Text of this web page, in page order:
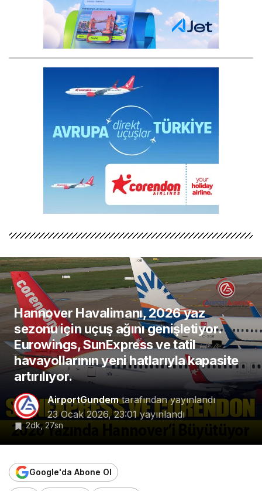
Hannover Havalimanı, 2026 yaz
sezonu için uçuş ağını genişletiyor.
Eurowings, SunExpress ve tatil
havayollarının yeni hatlarıyla kapasite
artırılıyor.
AirportGundemtarafından yayınlandı
23 Ocak 2026, 23:01yayınlandı
2dk, 27sn
Google'da Abone Ol